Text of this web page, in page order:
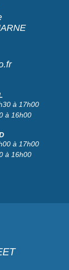
à 17h00
à 16h00
à 17h00
à 16h00